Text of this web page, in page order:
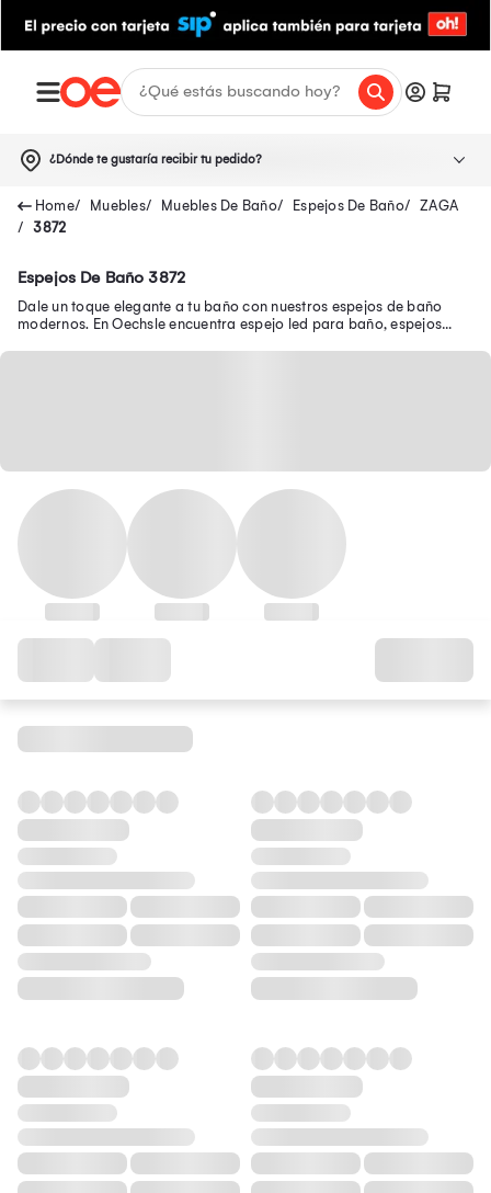
¿Dónde te gustaría recibir tu pedido?
Muebles Muebles De Baño Espejos De Baño
ZAGA
3872
Espejos De Baño 3872
Dale un toque elegante a tu baño con nuestros espejos de baño
modernos. En Oechsle encuentra espejo led para baño, espejos